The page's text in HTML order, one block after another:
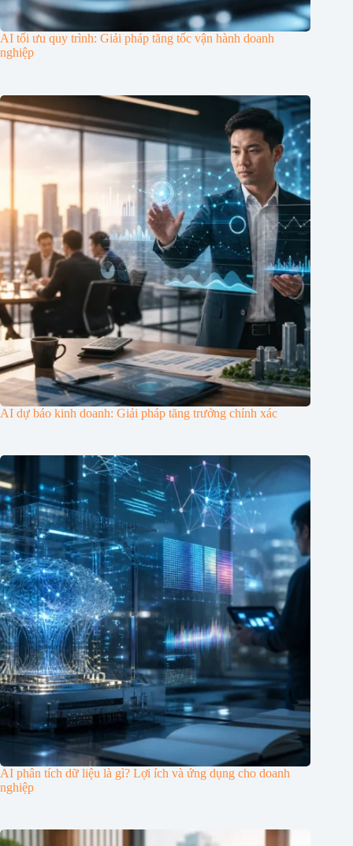
AI tối ưu quy trình: Giải pháp tăng tốc vận hành doanh
nghiệp
AI dự báo kinh doanh: Giải pháp tăng trưởng chính xác
AI phân tích dữ liệu là gì? Lợi ích và ứng dụng cho doanh
nghiệp